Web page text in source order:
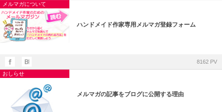
メルマガについて
ハンドメイド作家専用メルマガ登録フォーム
8162 PV
おしらせ
メルマガの記事をブログに公開する理由